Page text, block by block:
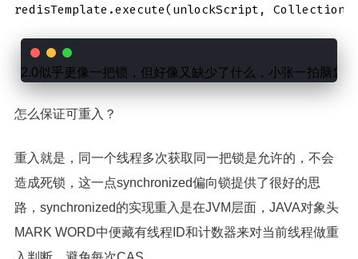
redisTemplate.execute(unlockScript,
2.0似乎更像一把锁，但好像又缺少了什么，小张一拍脑袋
怎么保证可重入？
重入就是，同一个线程多次获取同一把锁是允许的，不会
造成死锁，这一点synchronized偏向锁提供了很好的思
路，synchronized的实现重入是在JVM层面，JAVA对象头
MARK WORD中便藏有线程ID和计数器来对当前线程做重